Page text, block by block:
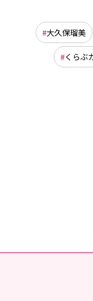
大久保瑠美
くらぶ